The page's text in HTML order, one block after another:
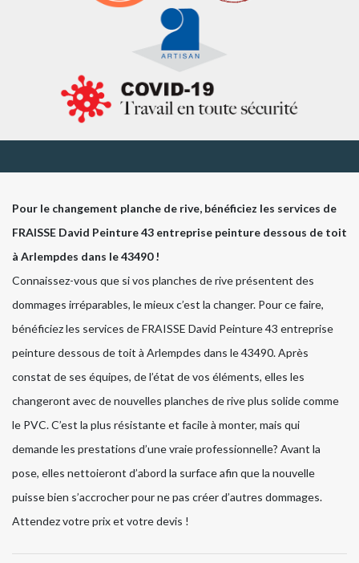
Pour le changement planche de rive, bénéficiez les services de
FRAISSE David Peinture 43 entreprise peinture dessous de toit
à Arlempdes dans le 43490 !
Connaissez-vous que si vos planches de rive présentent des
dommages irréparables, le mieux c’est la changer. Pour ce faire,
bénéficiez les services de FRAISSE David Peinture 43 entreprise
peinture dessous de toit à Arlempdes dans le 43490. Après
constat de ses équipes, de l’état de vos éléments, elles les
changeront avec de nouvelles planches de rive plus solide comme
le PVC. C’est la plus résistante et facile à monter, mais qui
demande les prestations d’une vraie professionnelle? Avant la
pose, elles nettoieront d’abord la surface afin que la nouvelle
puisse bien s’accrocher pour ne pas créer d’autres dommages.
Attendez votre prix et votre devis !